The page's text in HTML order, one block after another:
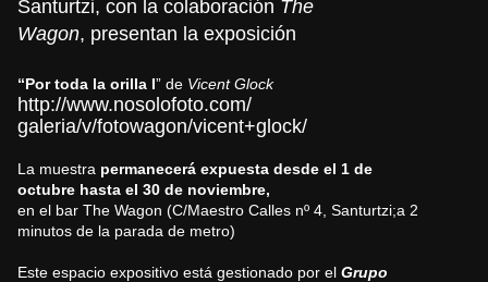
Santurtzi, con la colaboración The
Wagon, presentan la exposición
“Por toda la orilla I” de Vicent Glock
http://www.nosolofoto.com/
galeria/v/fotowagon/vicent+glock/
La muestra permanecerá expuesta desde el 1 de
octubre hasta el 30 de noviembre,
en el bar The Wagon (C/Maestro Calles nº 4, Santurtzi;a 2
minutos de la parada de metro)
Este espacio expositivo está gestionado por el Grupo